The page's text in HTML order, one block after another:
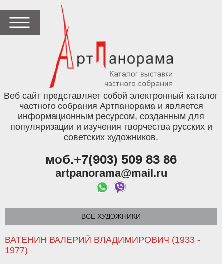
Веб сайт представляет собой электронный каталог
частного собрания Артпанорама и является
информационным ресурсом, созданным для
популяризации и изучения творчества русских и
советских художников.
моб.+7(903) 509 83 86
artpanorama@mail.ru
ВСЕ ХУДОЖНИКИ
ВАТЕНИН ВАЛЕРИЙ ВЛАДИМИРОВИЧ (1933 -
1977)